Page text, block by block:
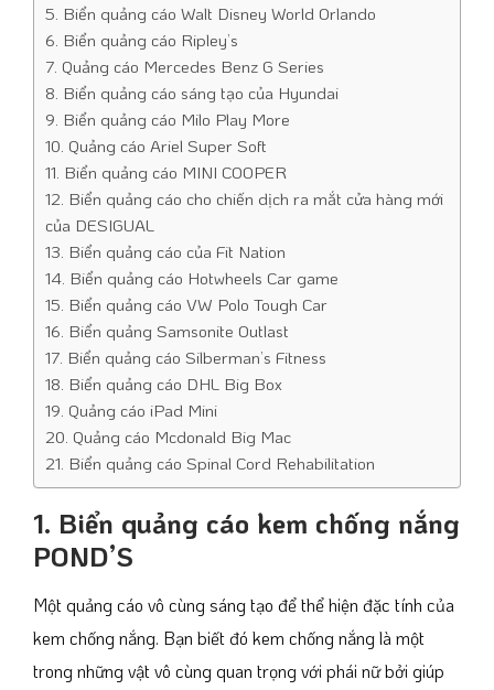
5. Biển quảng cáo Walt Disney World Orlando
6. Biển quảng cáo Ripley’s
7. Quảng cáo Mercedes Benz G Series
8. Biển quảng cáo sáng tạo của Hyundai
9. Biển quảng cáo Milo Play More
10. Quảng cáo Ariel Super Soft
11. Biển quảng cáo MINI COOPER
12. Biển quảng cáo cho chiến dịch ra mắt cửa hàng mới
của DESIGUAL
13. Biển quảng cáo của Fit Nation
14. Biển quảng cáo Hotwheels Car game
15. Biển quảng cáo VW Polo Tough Car
16. Biển quảng Samsonite Outlast
17. Biển quảng cáo Silberman’s Fitness
18. Biển quảng cáo DHL Big Box
19. Quảng cáo iPad Mini
20. Quảng cáo Mcdonald Big Mac
21. Biển quảng cáo Spinal Cord Rehabilitation
1. Biển quảng cáo kem chống nắng
POND’S
Một quảng cáo vô cùng sáng tạo để thể hiện đặc tính của
kem chống nắng. Bạn biết đó kem chống nắng là một
trong những vật vô cùng quan trọng với phái nữ bởi giúp